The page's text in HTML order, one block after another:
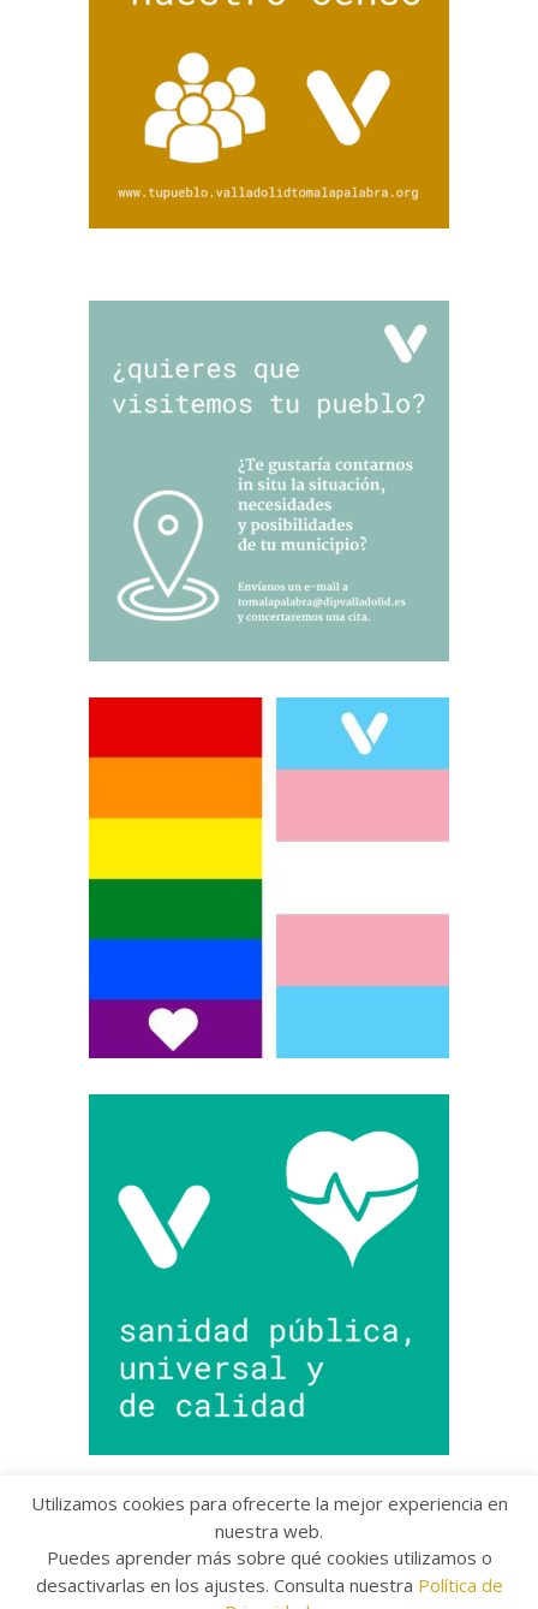
Copyright © 2022 Grupo Provincial Toma la Palabra
Aviso legal /Política de Privacidad/Política de
Utilizamos cookies para ofrecerte la mejor experiencia en
nuestra web.
Puedes aprender más sobre qué cookies utilizamos o
desactivarlas en los ajustes. Consulta nuestra Política de